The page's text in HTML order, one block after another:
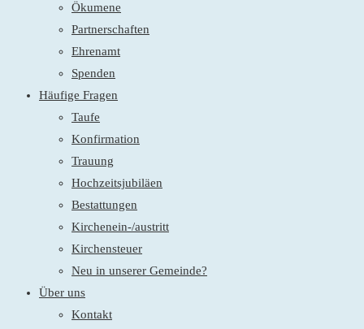
Ökumene
Partnerschaften
Ehrenamt
Spenden
Häufige Fragen
Taufe
Konfirmation
Trauung
Hochzeitsjubiläen
Bestattungen
Kirchenein-/austritt
Kirchensteuer
Neu in unserer Gemeinde?
Über uns
Kontakt